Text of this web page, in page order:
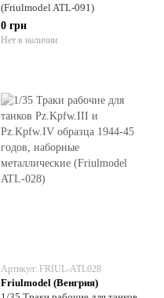
(Friulmodel ATL-091)
0 грн
Нет в наличии
Артикул: FRIUL-ATL028
Friulmodel (Венгрия)